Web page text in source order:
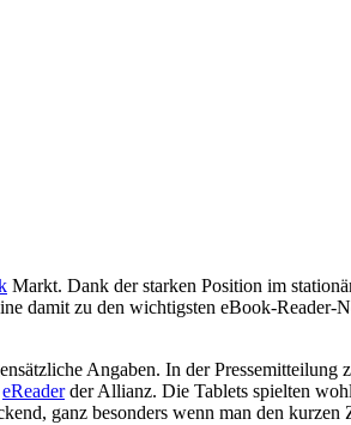
Markt. Dank der starken Position im
damit zu den wichtigsten eBook-Reader-
Angaben. In der Pressemitteilung
eReaderder Allianz. Die Tablets spielten
ganz besonders wenn man den kurzen